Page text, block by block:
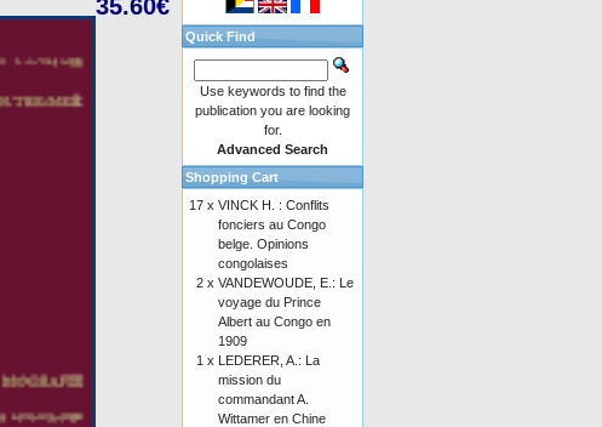
35.60€
Quick Find
Use keywords to find the
publication you are looking
for.
Advanced Search
Shopping Cart
17 x VINCK H. : Conflits
fonciers au Congo
belge. Opinions
congolaises
2 x VANDEWOUDE, E.: Le
voyage du Prince
Albert au Congo en
1909
1 x LEDERER, A.: La
mission du
commandant A.
Wittamer en Chine